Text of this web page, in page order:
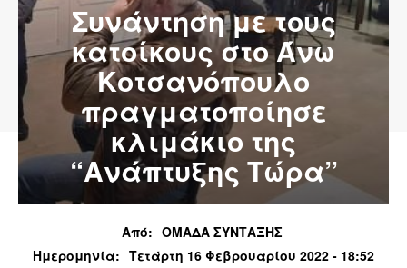
Συνάντηση με τους
κατοίκους στο Άνω
Κοτσανόπουλο
πραγματοποίησε
κλιμάκιο της
“Ανάπτυξης Τώρα”
Από: ΟΜΑΔΑ ΣΥΝΤΑΞΗΣ
Ημερομηνία: Τετάρτη 16 Φεβρουαρίου 2022 - 18:52